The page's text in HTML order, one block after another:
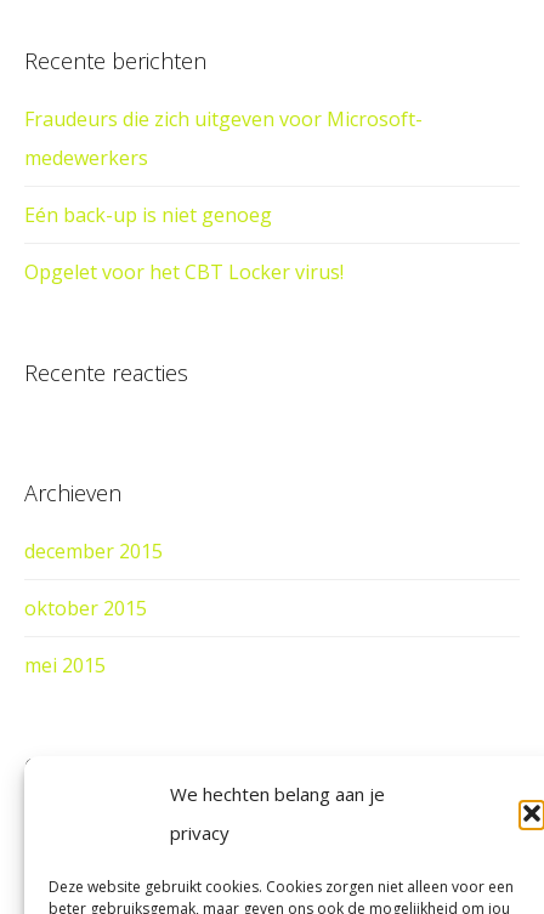
We hechten belang aan je
privacy
Deze website gebruikt cookies. Cookies zorgen niet alleen voor een
beter gebruiksgemak, maar geven ons ook de mogelijkheid om jou
Recente berichten
Fraudeurs die zich uitgeven voor Microsoft-
medewerkers
Eén back-up is niet genoeg
Opgelet voor het CBT Locker virus!
Recente reacties
Archieven
december 2015
oktober 2015
mei 2015
Categorieën
Virus alert